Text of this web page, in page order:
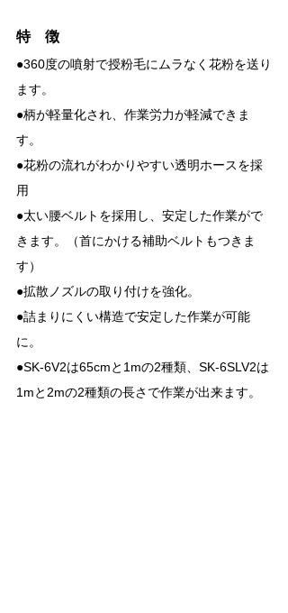
特　徴
●360度の噴射で授粉毛にムラなく花粉を送り
ます。
●柄が軽量化され、作業労力が軽減できま
す。
●花粉の流れがわかりやすい透明ホースを採
用
●太い腰ベルトを採用し、安定した作業がで
きます。（首にかける補助ベルトもつきま
す）
●拡散ノズルの取り付けを強化。
●詰まりにくい構造で安定した作業が可能
に。
●SK-6V2は65cmと1mの2種類、SK-6SLV2は
1mと2mの2種類の長さで作業が出来ます。